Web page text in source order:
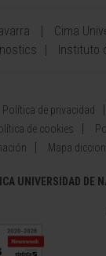
Cima
Instituto
Política de privacidad
de cookies
Mapa
UNIVERSIDAD DE